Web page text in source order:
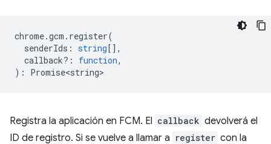
chrome.gcm . register(
senderIds : string[],
callback? : function,
) : Promise<string>
Registra la aplicación en FCM. El callback devolverá el
ID de registro. Si se vuelve a llamar a register con la